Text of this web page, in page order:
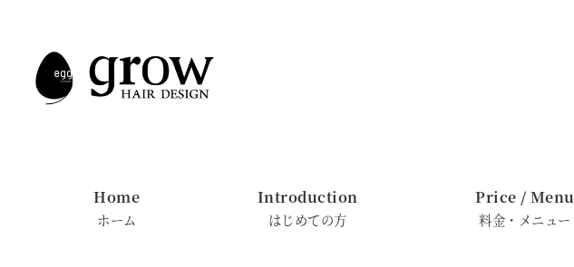
Home
ホーム
Introduction
はじめての方
Price / Menu
料金・メニュー